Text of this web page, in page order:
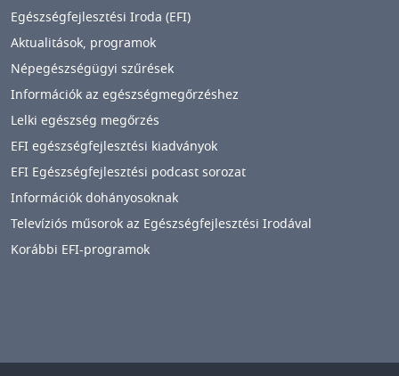
Egészségfejlesztési Iroda (EFI)
Aktualitások, programok
Népegészségügyi szűrések
Információk az egészségmegőrzéshez
Lelki egészség megőrzés
EFI egészségfejlesztési kiadványok
EFI Egészségfejlesztési podcast sorozat
Információk dohányosoknak
Televíziós műsorok az Egészségfejlesztési Irodával
Korábbi EFI-programok